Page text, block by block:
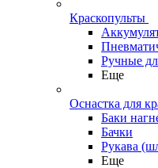
Краскопульты
Ручные
Еще
Оснастка для
Баки
Бачки
Рукава
Еще